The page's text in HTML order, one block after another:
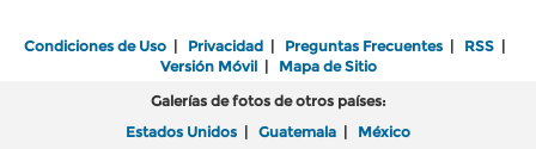
Condiciones de Uso | Privacidad | Preguntas Frecuentes | RSS |
Versión Móvil| Mapa de Sitio
Galerías de fotos de otros países:
Estados Unidos | Guatemala | México